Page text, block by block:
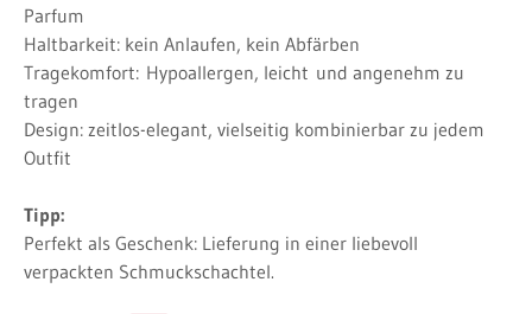
Parfum
Haltbarkeit: kein Anlaufen, kein Abfärben
Tragekomfort: Hypoallergen, leicht und angenehm zu
tragen
Design: zeitlos-elegant, vielseitig kombinierbar zu jedem
Outfit
Tipp:
Perfekt als Geschenk: Lieferung in einer liebevoll
verpackten Schmuckschachtel.